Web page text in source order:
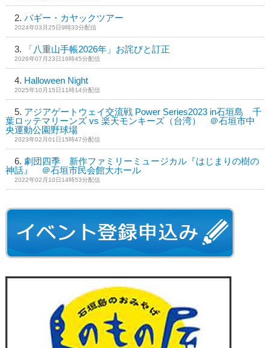
バギー・カヤックツアー
2024年03月25日9時33分配信
「八重山手帳2026年」お詫びと訂正
2026年07月23日16時45分配信
Halloween Night
2025年10月15日11時14分配信
アジアゲートウェイ交流戦 Power Series2023 in石垣島 千
葉ロッテマリーンズ vs 楽天モンキーズ（台湾） ＠石垣市中
央運動公園野球場
2023年02月01日15時47分配信
劇団四季 新作ファミリーミュージカル『はじまりの樹の
神話』 ＠石垣市民会館大ホール
2022年02月10日14時53分配信